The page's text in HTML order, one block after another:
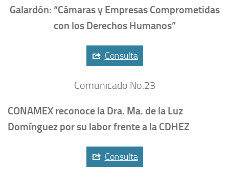
Galardón: “Cámaras y Empresas Comprometidas
con los Derechos Humanos”
Consulta
Comunicado No.23
CONAMEX reconoce la Dra. Ma. de la Luz
Domínguez por su labor frente a la CDHEZ
Consulta